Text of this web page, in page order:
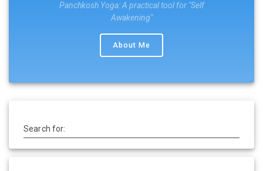
Panchkosh Yoga: A practical tool for "Self
Awakening"
About Me
Search for: